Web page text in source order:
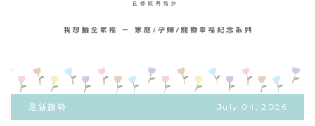
最新趨勢 July 04, 2026